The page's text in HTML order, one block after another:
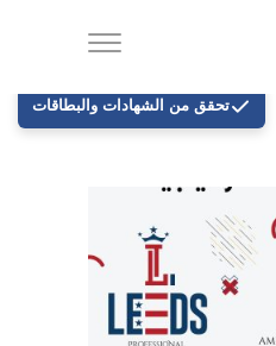
تحقق من الشهادات والبطاقات